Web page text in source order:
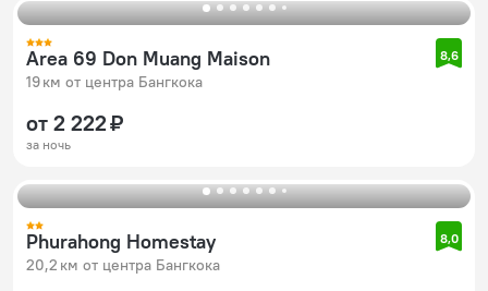
Area 69 Don Muang Maison
19 км от центра Бангкока
8,6
от 2 222 ₽
за ночь
Phurahong Homestay
20,2 км от центра Бангкока
8,0